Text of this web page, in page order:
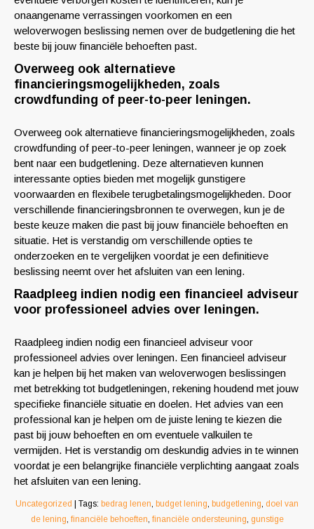
onaangename verrassingen voorkomen en een
weloverwogen beslissing nemen over de budgetlening die het
beste bij jouw financiële behoeften past.
Overweeg ook alternatieve
financieringsmogelijkheden, zoals
crowdfunding of peer-to-peer leningen.
Overweeg ook alternatieve financieringsmogelijkheden, zoals
crowdfunding of peer-to-peer leningen, wanneer je op zoek
bent naar een budgetlening. Deze alternatieven kunnen
interessante opties bieden met mogelijk gunstigere
voorwaarden en flexibele terugbetalingsmogelijkheden. Door
verschillende financieringsbronnen te overwegen, kun je de
beste keuze maken die past bij jouw financiële behoeften en
situatie. Het is verstandig om verschillende opties te
onderzoeken en te vergelijken voordat je een definitieve
beslissing neemt over het afsluiten van een lening.
Raadpleeg indien nodig een financieel adviseur
voor professioneel advies over leningen.
Raadpleeg indien nodig een financieel adviseur voor
professioneel advies over leningen. Een financieel adviseur
kan je helpen bij het maken van weloverwogen beslissingen
met betrekking tot budgetleningen, rekening houdend met jouw
specifieke financiële situatie en doelen. Het advies van een
professional kan je helpen om de juiste lening te kiezen die
past bij jouw behoeften en om eventuele valkuilen te
vermijden. Het is verstandig om deskundig advies in te winnen
voordat je een belangrijke financiële verplichting aangaat zoals
het afsluiten van een lening.
Uncategorized | Tags: bedrag lenen, budget lening, budgetlening, doel van
de lening, financiële behoeften, financiële ondersteuning, gunstige